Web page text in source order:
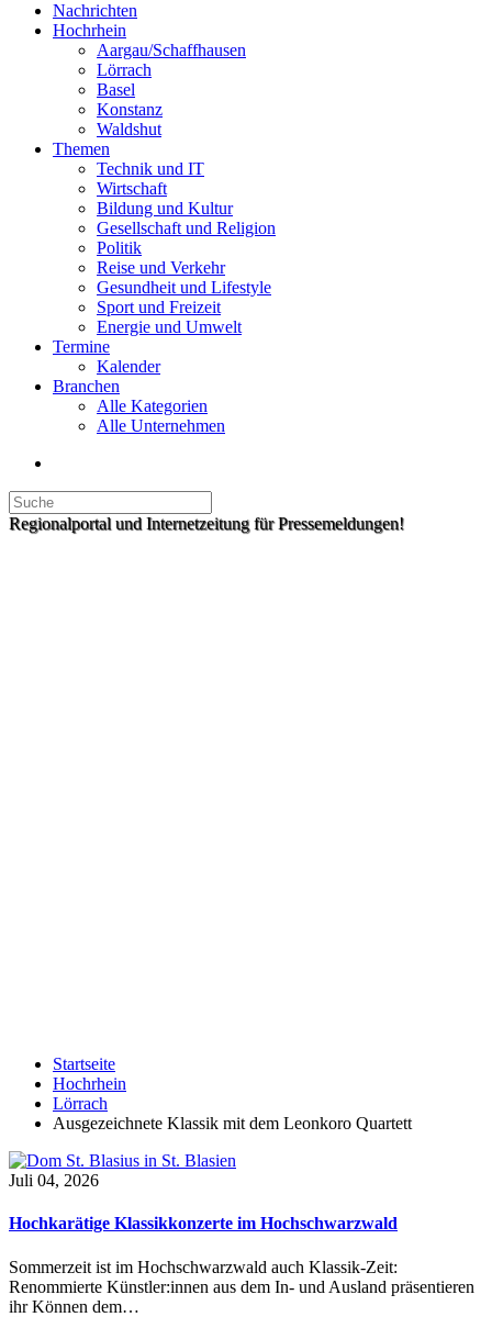
Nachrichten
Hochrhein
Aargau/Schaffhausen
Lörrach
Basel
Konstanz
Waldshut
Themen
Technik und IT
Wirtschaft
Bildung und Kultur
Gesellschaft und Religion
Politik
Reise und Verkehr
Gesundheit und Lifestyle
Sport und Freizeit
Energie und Umwelt
Termine
Kalender
Branchen
Alle Kategorien
Alle Unternehmen
Regionalportal und Internetzeitung für Pressemeldungen!
Startseite
Hochrhein
Lörrach
Ausgezeichnete Klassik mit dem Leonkoro Quartett
Juli 04, 2026
Hochkarätige Klassikkonzerte im Hochschwarzwald
Sommerzeit ist im Hochschwarzwald auch Klassik-Zeit:
Renommierte Künstler:innen aus dem In- und Ausland präsentieren
ihr Können dem…